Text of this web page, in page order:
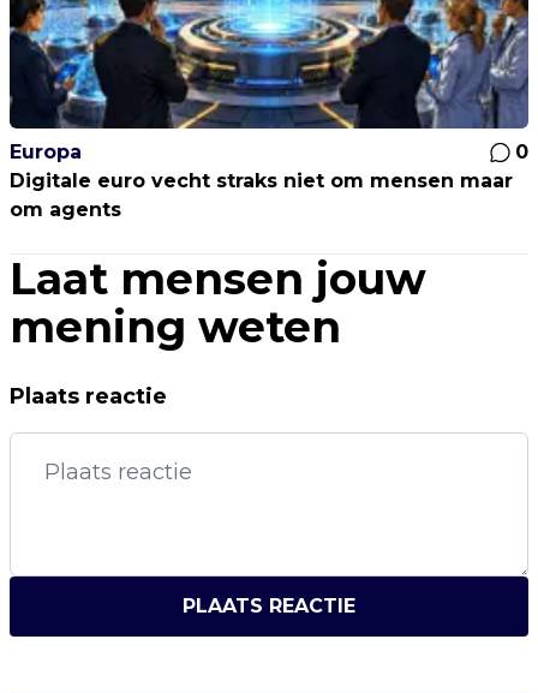
Europa
0
Digitale euro vecht straks niet om mensen maar
om agents
Laat mensen jouw
mening weten
Plaats reactie
PLAATS REACTIE